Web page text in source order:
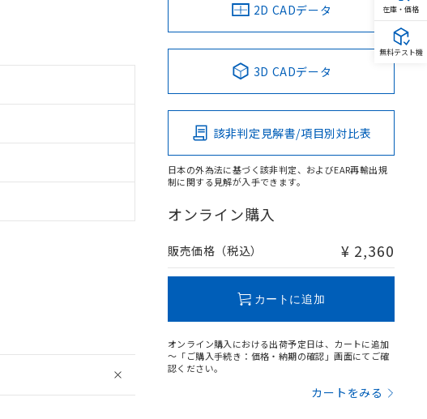
2D CADデータ
3D CADデータ
該非判定見解書/項目別対比表
日本の外為法に基づく該非判定、およびEAR再輸出規
制に関する見解が入手できます。
オンライン購入
販売価格（税込） ¥ 2,360
カートに追加
オンライン購入における出荷予定日は、カートに追加
～「ご購入手続き：価格・納期の確認」画面にてご確
認ください。
カートをみる
在庫・価格
無料テスト機